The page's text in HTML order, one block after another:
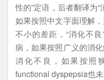
性的”定语，后者翻译为“
如果按照中文字面理解
不小的差距，“消化不
病，如果按照广义的消
消化不良，如果按照
functional dyspepsia也